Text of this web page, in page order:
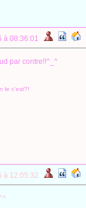
à 08:36:01
par contre!!^_^
le c'est?!
à 12:05:32